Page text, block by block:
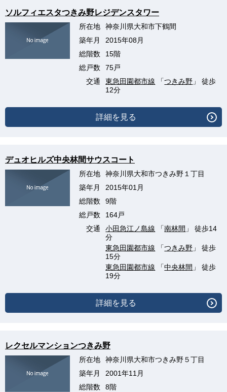
ソルフィエスタつきみ野レジデンスタワー
所在地
神奈川県大和市下鶴間
築年月
2015年08月
総階数
15階
総戸数
75戸
交通
東急田園都市線 「つきみ野 」 徒歩
12分
詳細を見る
デュオヒルズ中央林間サウスコート
所在地
神奈川県大和市つきみ野１丁目
築年月
2015年01月
総階数
9階
総戸数
164戸
交通
小田急江ノ島線 「南林間 」 徒歩14
分
東急田園都市線 「つきみ野 」 徒歩
15分
東急田園都市線 「中央林間 」 徒歩
19分
詳細を見る
レクセルマンションつきみ野
所在地
神奈川県大和市つきみ野５丁目
築年月
2001年11月
総階数
8階